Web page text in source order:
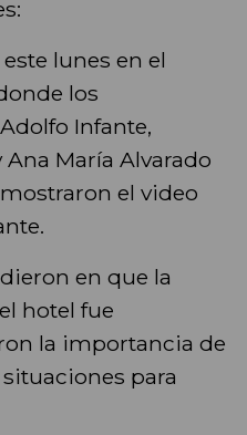
lunes en el
los
Infante,
María Alvarado
el video
en que la
hotel fue
la importancia de
para